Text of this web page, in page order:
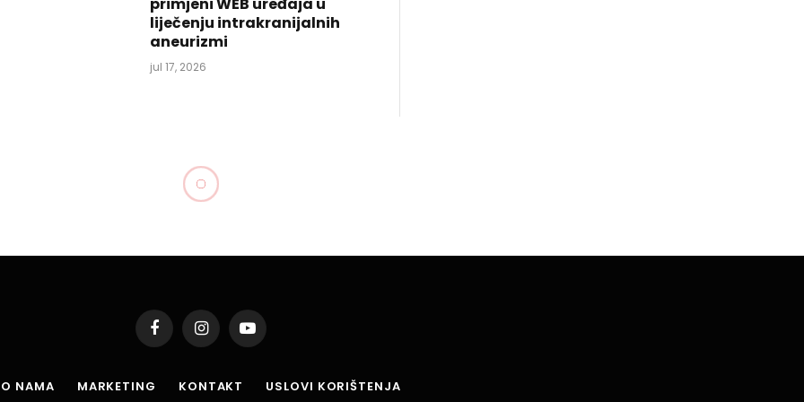
liječenju intrakranijalnih
aneurizmi
jul 17, 2026
FacebookInstagramYouTube
O NAMA MARKETING KONTAKT USLOVI KORIŠTENJA